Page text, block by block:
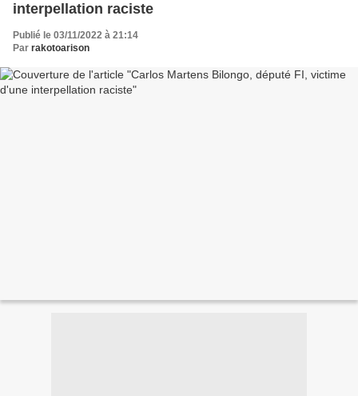
interpellation raciste
Publié le 03/11/2022 à 21:14
Par rakotoarison